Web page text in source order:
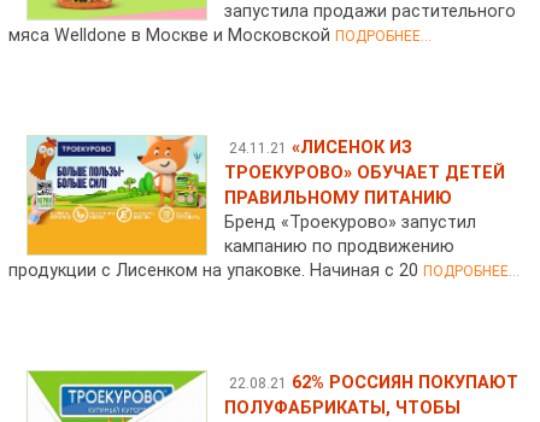
запустила продажи растительного
мяса Welldone в Москве и МосковскойПОДРОБНЕЕ...
24.11.21 «ЛИСЕНОК ИЗ
ТРОЕКУРОВО» ОБУЧАЕТ ДЕТЕЙ
ПРАВИЛЬНОМУ ПИТАНИЮ
Бренд «Троекурово» запустил
кампанию по продвижению
продукции с Лисенком на упаковке. Начиная с 20ПОДРОБНЕЕ...
22.08.21
62% РОССИЯН ПОКУПАЮТ
ПОЛУФАБРИКАТЫ, ЧТОБЫ